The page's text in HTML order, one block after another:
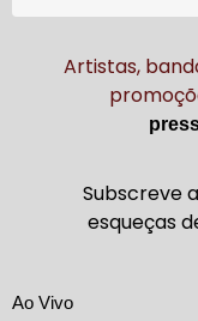
Artistas,
Subscreve a
esqueças
Ao Vivo